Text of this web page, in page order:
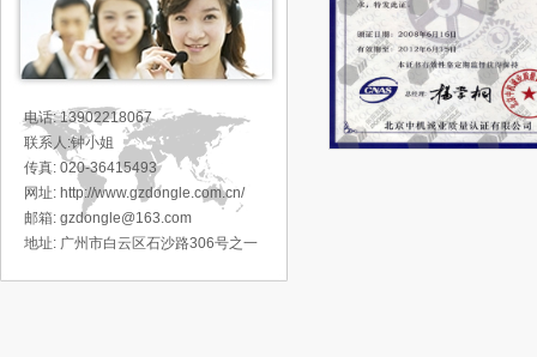
电话: 13902218067
联系人:钟小姐
传真: 020-36415493
网址: http://www.gzdongle.com.cn/
邮箱: gzdongle@163.com
地址: 广州市白云区石沙路306号之一